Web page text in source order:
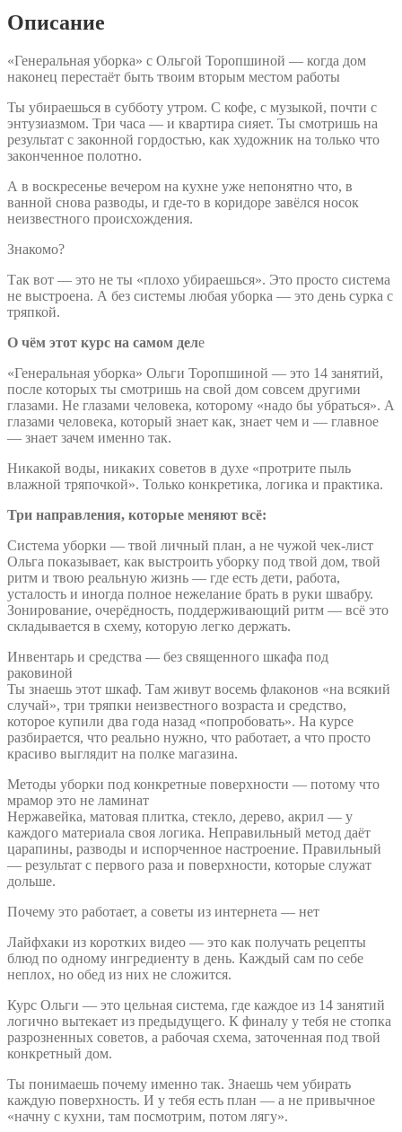
Описание
«Генеральная уборка» с Ольгой Торопшиной — когда дом
наконец перестаёт быть твоим вторым местом работы
Ты убираешься в субботу утром. С кофе, с музыкой, почти с
энтузиазмом. Три часа — и квартира сияет. Ты смотришь на
результат с законной гордостью, как художник на только что
законченное полотно.
А в воскресенье вечером на кухне уже непонятно что, в
ванной снова разводы, и где-то в коридоре завёлся носок
неизвестного происхождения.
Знакомо?
Так вот — это не ты «плохо убираешься». Это просто система
не выстроена. А без системы любая уборка — это день сурка с
тряпкой.
О чём этот курс на самом деле
«Генеральная уборка» Ольги Торопшиной — это 14 занятий,
после которых ты смотришь на свой дом совсем другими
глазами. Не глазами человека, которому «надо бы убраться». А
глазами человека, который знает как, знает чем и — главное
— знает зачем именно так.
Никакой воды, никаких советов в духе «протрите пыль
влажной тряпочкой». Только конкретика, логика и практика.
Три направления, которые меняют всё:
Система уборки — твой личный план, а не чужой чек-лист
Ольга показывает, как выстроить уборку под твой дом, твой
ритм и твою реальную жизнь — где есть дети, работа,
усталость и иногда полное нежелание брать в руки швабру.
Зонирование, очерёдность, поддерживающий ритм — всё это
складывается в схему, которую легко держать.
Инвентарь и средства — без священного шкафа под
раковиной
Ты знаешь этот шкаф. Там живут восемь флаконов «на всякий
случай», три тряпки неизвестного возраста и средство,
которое купили два года назад «попробовать». На курсе
разбирается, что реально нужно, что работает, а что просто
красиво выглядит на полке магазина.
Методы уборки под конкретные поверхности — потому что
мрамор это не ламинат
Нержавейка, матовая плитка, стекло, дерево, акрил — у
каждого материала своя логика. Неправильный метод даёт
царапины, разводы и испорченное настроение. Правильный
— результат с первого раза и поверхности, которые служат
дольше.
Почему это работает, а советы из интернета — нет
Лайфхаки из коротких видео — это как получать рецепты
блюд по одному ингредиенту в день. Каждый сам по себе
неплох, но обед из них не сложится.
Курс Ольги — это цельная система, где каждое из 14 занятий
логично вытекает из предыдущего. К финалу у тебя не стопка
разрозненных советов, а рабочая схема, заточенная под твой
конкретный дом.
Ты понимаешь почему именно так. Знаешь чем убирать
каждую поверхность. И у тебя есть план — а не привычное
«начну с кухни, там посмотрим, потом лягу».